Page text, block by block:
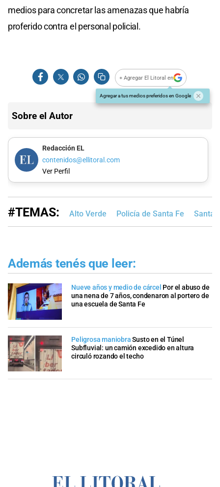
medios para concretar las amenazas que habría
proferido contra el personal policial.
+ Agregar El Litoral en
Agregar a tus medios preferidos en Google
Sobre el Autor
Redacción EL
contenidos@ellitoral.com
Ver Perfil
#TEMAS: Alto Verde Policía de Santa Fe Santa
Además tenés que leer:
Nueve años y medio de cárcel Por el abuso de
una nena de 7 años, condenaron al portero de
una escuela de Santa Fe
Peligrosa maniobra Susto en el Túnel
Subfluvial: un camión excedido en altura
circuló rozando el techo